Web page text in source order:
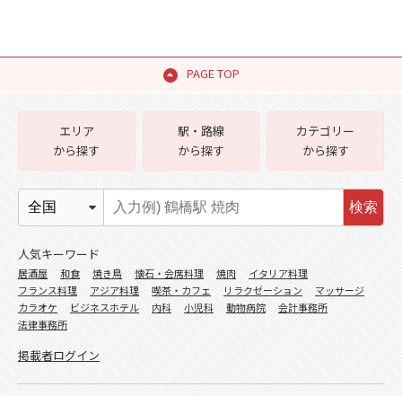
PAGE TOP
エリア
から探す
駅・路線
から探す
カテゴリー
から探す
検索
人気キーワード
居酒屋 和食 焼き鳥 懐石・会席料理 焼肉
イタリア料理
フランス料理
アジア料理 喫茶・カフェ リラクゼーション
マッサージ
カラオケ
ビジネスホテル 内科 小児科 動物病院
会計事務所
法律事務所
掲載者ログイン